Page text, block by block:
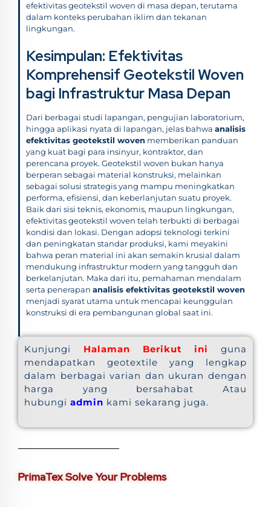
efektivitas geotekstil woven di masa depan, terutama
dalam konteks perubahan iklim dan tekanan
lingkungan.
Kesimpulan: Efektivitas
Komprehensif Geotekstil Woven
bagi Infrastruktur Masa Depan
Dari berbagai studi lapangan, pengujian laboratorium,
hingga aplikasi nyata di lapangan, jelas bahwa analisis
efektivitas geotekstil woven memberikan panduan
yang kuat bagi para insinyur, kontraktor, dan
perencana proyek. Geotekstil woven bukan hanya
berperan sebagai material konstruksi, melainkan
sebagai solusi strategis yang mampu meningkatkan
performa, efisiensi, dan keberlanjutan suatu proyek.
Baik dari sisi teknis, ekonomis, maupun lingkungan,
efektivitas geotekstil woven telah terbukti di berbagai
kondisi dan lokasi. Dengan adopsi teknologi terkini
dan peningkatan standar produksi, kami meyakini
bahwa peran material ini akan semakin krusial dalam
mendukung infrastruktur modern yang tangguh dan
berkelanjutan. Maka dari itu, pemahaman mendalam
serta penerapan analisis efektivitas geotekstil woven
menjadi syarat utama untuk mencapai keunggulan
konstruksi di era pembangunan global saat ini.
Kunjungi Halaman Berikut ini
guna
mendapatkan geotextile yang lengkap
dalam berbagai varian dan ukuran dengan
harga yang bersahabat Atau
hubungi admin kami sekarang juga.
PrimaTex Solve Your Problems